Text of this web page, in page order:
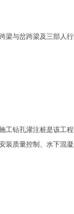
与岔跨梁及三部人
钻孔灌注桩是该工
质量控制、水下混凝